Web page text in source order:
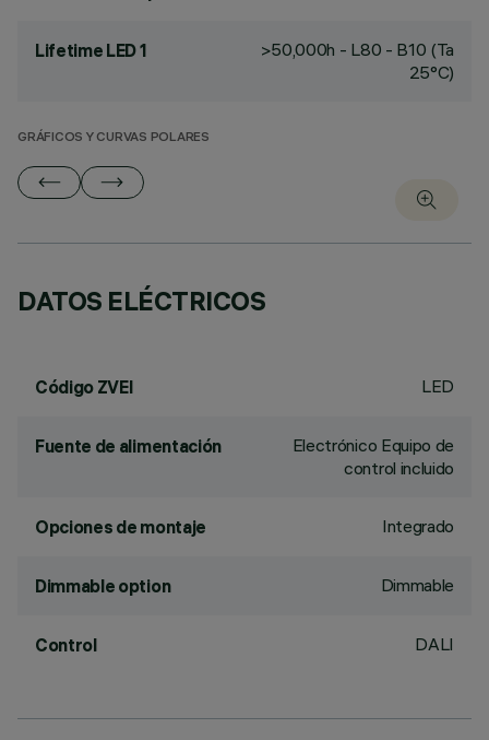
Lifetime LED 1
>50,000h - L80 - B10 (Ta
25°C)
GRÁFICOS Y CURVAS POLARES
DATOS ELÉCTRICOS
Código ZVEI LED
Fuente de alimentación
Electrónico Equipo de
control incluido
Opciones de montaje Integrado
Dimmable option Dimmable
Control DALI